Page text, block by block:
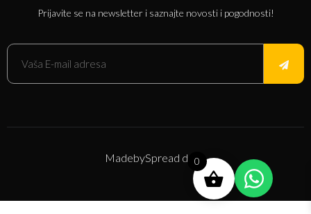
Prijavite se na newsletter i saznajte novosti i pogodnosti!
MadebySpread d.o.o.
0